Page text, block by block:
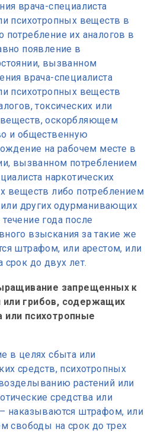
врача-специалиста
психотропных веществ в
их аналогов в
появление в
вызванном
врача-специалиста
психотропных веществ
токсических или
оскорбляющем
и общественную
на рабочем месте в
вызванном потреблением
наркотических
веществ либо потреблением
или других одурманивающих
года после
взыскания за такие же
штрафом, или арестом, или
до двух лет.
запрещенных к
грибов, содержащих
или психотропные
в целях сбыта или
средств, психотропных
растений или
средства или
наказываются штрафом, или
свободы на срок до трех